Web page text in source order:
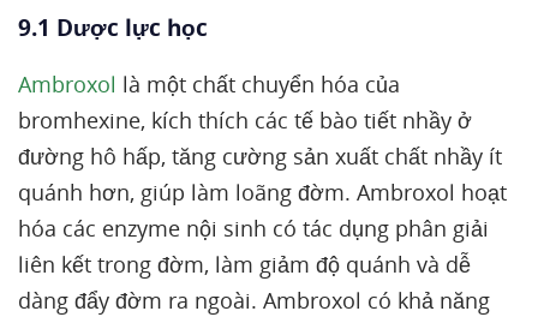
9.1 Dược lực học
Ambroxol là một chất chuyển hóa của
bromhexine, kích thích các tế bào tiết nhầy ở
đường hô hấp, tăng cường sản xuất chất nhầy ít
quánh hơn, giúp làm loãng đờm. Ambroxol hoạt
hóa các enzyme nội sinh có tác dụng phân giải
liên kết trong đờm, làm giảm độ quánh và dễ
dàng đẩy đờm ra ngoài. Ambroxol có khả năng